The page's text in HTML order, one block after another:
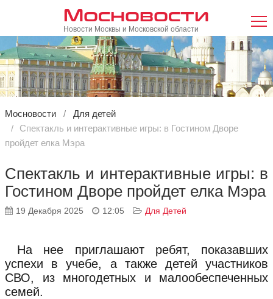
Мосновости
Новости Москвы и Московской области
Мосновости
Для детей
Спектакль и интерактивные игры: в Гостином Дворе
пройдет елка Мэра
Спектакль и интерактивные игры: в
Гостином Дворе пройдет елка Мэра
19 Декабря 2025 12:05 Для Детей
На нее приглашают ребят, показавших
успехи в учебе, а также детей участников
СВО, из многодетных и малообеспеченных
семей.